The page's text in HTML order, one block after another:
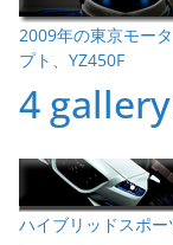
2009年の東京モー
プト、YZ450F
4 gallery
ハイブリッドスポ